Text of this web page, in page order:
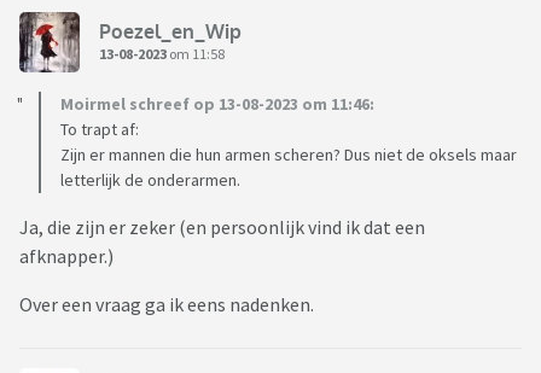
Poezel_en_Wip
13-08-2023 om 11:58
Moirmel schreef op 13-08-2023 om 11:46:
To trapt af:
Zijn er mannen die hun armen scheren? Dus niet de oksels maar
letterlijk de onderarmen.
Ja, die zijn er zeker (en persoonlijk vind ik dat een
afknapper.)
Over een vraag ga ik eens nadenken.